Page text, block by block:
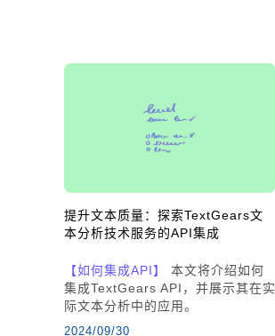
提升文本质量：探索TextGears文
本分析技术服务的API集成
【如何集成API】
本文将介绍如何
集成TextGears API，并展示其在实
际文本分析中的应用。
2024/09/30